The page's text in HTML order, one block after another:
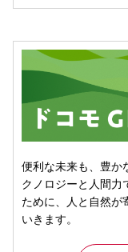
便利な未来も、豊か
クノロジーと人間力
ために、人と自然が
いきます。